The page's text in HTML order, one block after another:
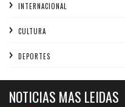
INTERNACIONAL
CULTURA
DEPORTES
NOTICIAS MAS LEIDAS